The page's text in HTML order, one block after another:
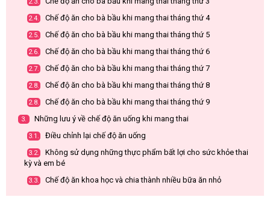
2.4. Chế độ ăn cho bà bầu khi mang thai tháng thứ 4
2.5. Chế độ ăn cho bà bầu khi mang thai tháng thứ 5
2.6. Chế độ ăn cho bà bầu khi mang thai tháng thứ 6
2.7. Chế độ ăn cho bà bầu khi mang thai tháng thứ 7
2.8. Chế độ ăn cho bà bầu khi mang thai tháng thứ 8
2.8. Chế độ ăn cho bà bầu khi mang thai tháng thứ 9
3. Những lưu ý về chế độ ăn uống khi mang thai
3.1. Điều chỉnh lại chế độ ăn uống
3.2.
Không sử dụng những thực phẩm bất lợi cho sức khỏe thai
kỳ và em bé
3.3. Chế độ ăn khoa học và chia thành nhiều bữa ăn nhỏ